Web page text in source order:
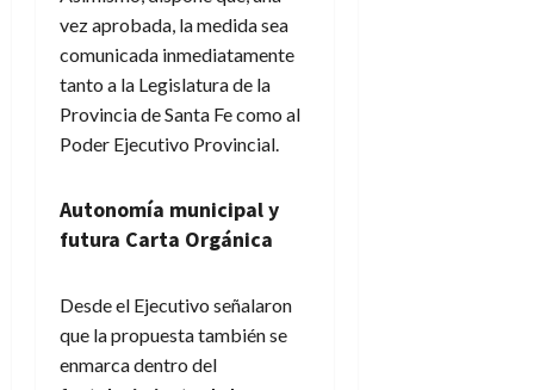
vez aprobada, la medida sea
comunicada inmediatamente
tanto a la Legislatura de la
Provincia de Santa Fe como al
Poder Ejecutivo Provincial.
Autonomía municipal y
futura Carta Orgánica
Desde el Ejecutivo señalaron
que la propuesta también se
enmarca dentro del